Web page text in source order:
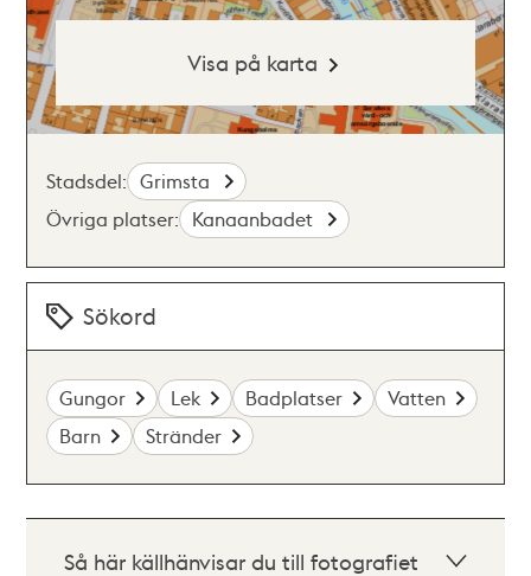
Visa på karta
Stadsdel: Grimsta
Övriga platser: Kanaanbadet
Sökord
Gungor Lek Badplatser
Vatten
Barn
Stränder
Så här källhänvisar du till fotografiet